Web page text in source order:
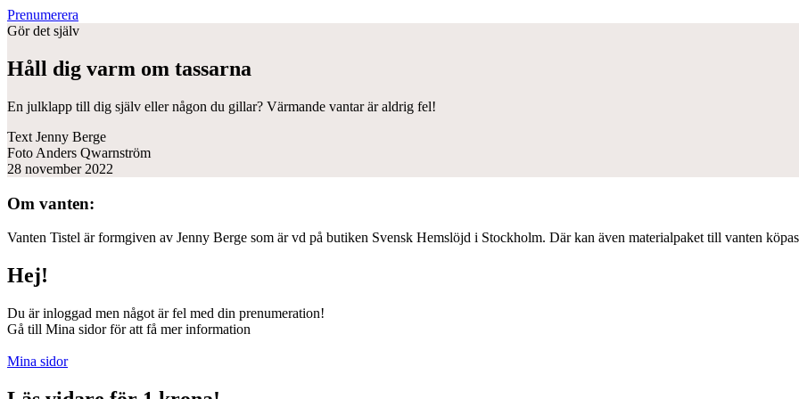
Prenumerera
Gör det själv
Håll dig varm om tassarna
En julklapp till dig själv eller någon du gillar? Värmande vantar är aldrig fel!
Text Jenny Berge
Foto Anders Qwarnström
28 november 2022
Om vanten:
Vanten Tistel är formgiven av Jenny Berge som är vd på butiken Svensk Hemslöjd i Stockholm. Där kan även materialpaket till vanten
Hej!
Du är inloggad men något är fel med din prenumeration!
Gå till Mina sidor för att få mer information
Mina sidor